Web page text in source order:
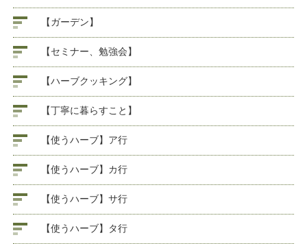
【ガーデン】
【セミナー、勉強会】
【ハーブクッキング】
【丁寧に暮らすこと】
【使うハーブ】ア行
【使うハーブ】カ行
【使うハーブ】サ行
【使うハーブ】タ行